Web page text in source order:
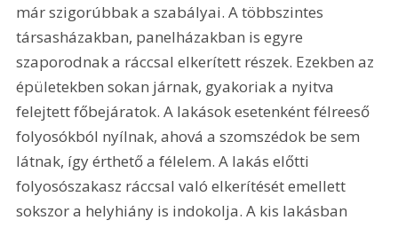
már szigorúbbak a szabályai. A többszintes
társasházakban, panelházakban is egyre
szaporodnak a ráccsal elkerített részek. Ezekben az
épületekben sokan járnak, gyakoriak a nyitva
felejtett főbejáratok. A lakások esetenként félreeső
folyosókból nyílnak, ahová a szomszédok be sem
látnak, így érthető a félelem. A lakás előtti
folyosószakasz ráccsal való elkerítését emellett
sokszor a helyhiány is indokolja. A kis lakásban